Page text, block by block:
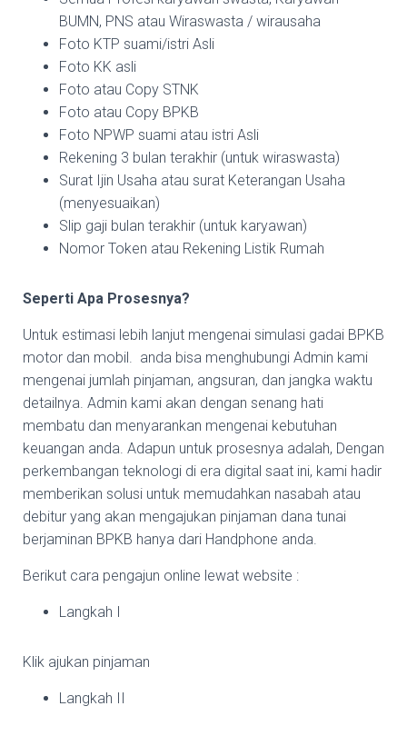
BUMN, PNS atau Wiraswasta / wirausaha
Foto KTP suami/istri Asli
Foto KK asli
Foto atau Copy STNK
Foto atau Copy BPKB
Foto NPWP suami atau istri Asli
Rekening 3 bulan terakhir (untuk wiraswasta)
Surat Ijin Usaha atau surat Keterangan Usaha
(menyesuaikan)
Slip gaji bulan terakhir (untuk karyawan)
Nomor Token atau Rekening Listik Rumah
Seperti Apa Prosesnya?
Untuk estimasi lebih lanjut mengenai simulasi gadai BPKB
motor dan mobil. anda bisa menghubungi Admin kami
mengenai jumlah pinjaman, angsuran, dan jangka waktu
detailnya. Admin kami akan dengan senang hati
membatu dan menyarankan mengenai kebutuhan
keuangan anda. Adapun untuk prosesnya adalah, Dengan
perkembangan teknologi di era digital saat ini, kami hadir
memberikan solusi untuk memudahkan nasabah atau
debitur yang akan mengajukan pinjaman dana tunai
berjaminan BPKB hanya dari Handphone anda.
Berikut cara pengajun online lewat website :
Langkah I
Klik ajukan pinjaman
Langkah II